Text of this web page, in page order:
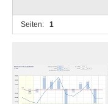
Seiten: 1